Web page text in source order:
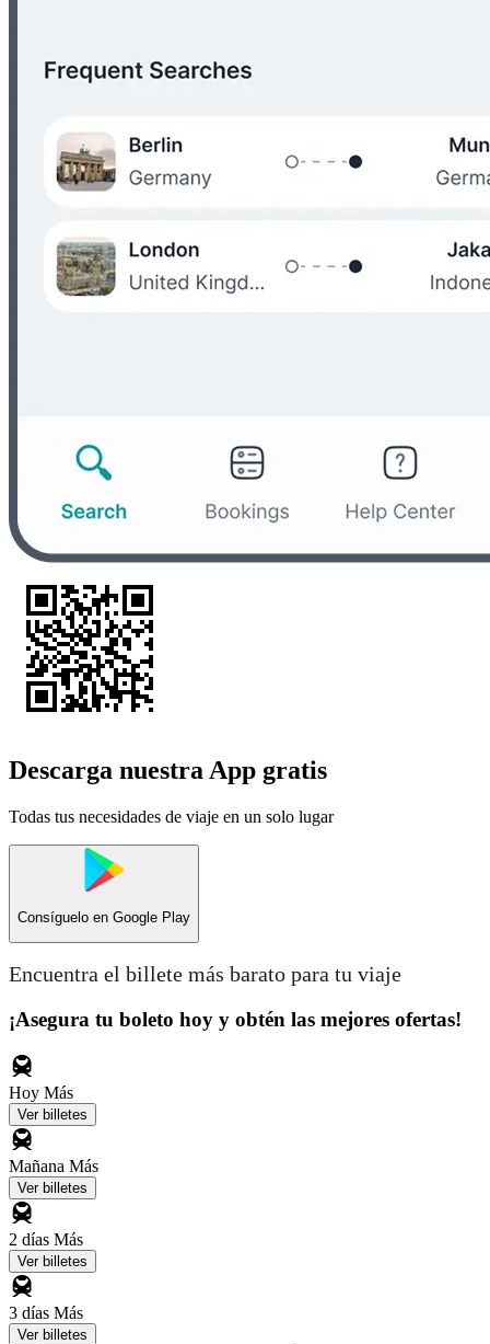
Descarga nuestra App gratis
Todas tus necesidades de viaje en un solo lugar
Consíguelo en Google Play
Encuentra el billete más barato para tu viaje
¡Asegura tu boleto hoy y obtén las mejores ofertas!
Hoy Más
Ver billetes
Mañana Más
Ver billetes
2 días Más
Ver billetes
3 días Más
Ver billetes